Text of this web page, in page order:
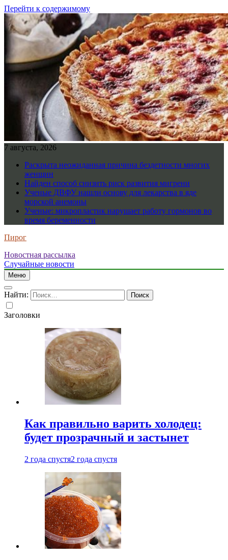
Перейти к содержимому
7 августа, 2026
Раскрыта неожиданная причина бездетности многих
женщин
Найден способ снизить риск развития мигрени
Ученые ДВФУ нашли основу для лекарства в яде
морской анемоны
Ученые: микропластик нарушает работу гормонов во
время беременности
Пирог
Новостная рассылка
Случайные новости
Меню
Найти:
Заголовки
Как правильно варить холодец:
будет прозрачный и застынет
2 года спустя2 года спустя